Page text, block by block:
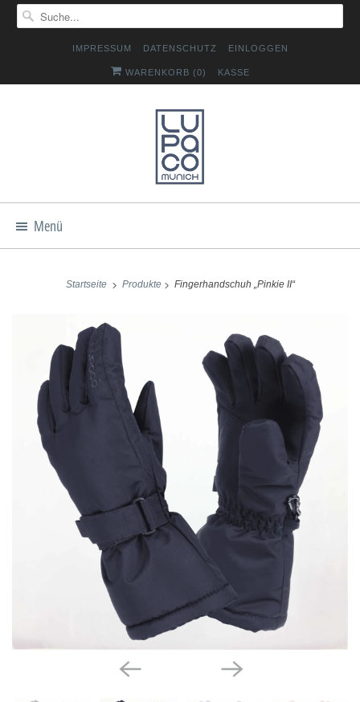
IMPRESSUM DATENSCHUTZ EINLOGGEN
WARENKORB (0) KASSE
Menü
Startseite Produkte Fingerhandschuh „Pinkie II“